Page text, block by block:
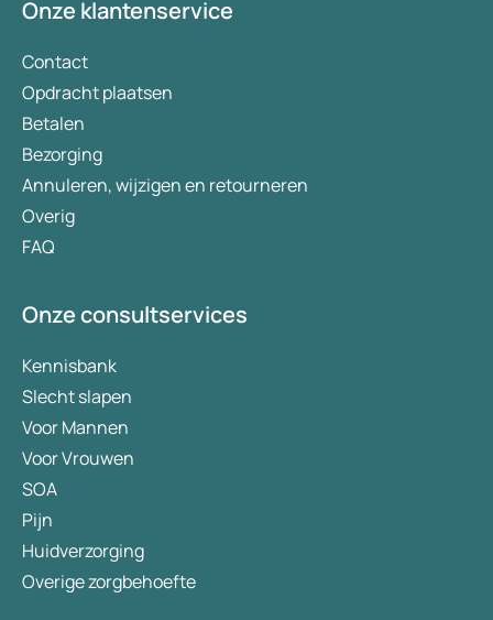
Onze klantenservice
Contact
Opdracht plaatsen
Betalen
Bezorging
Annuleren, wijzigen en retourneren
Overig
FAQ
Onze consultservices
Kennisbank
Slecht slapen
Voor Mannen
Voor Vrouwen
SOA
Pijn
Huidverzorging
Overige zorgbehoefte